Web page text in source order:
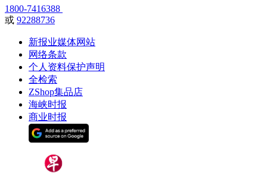
1800-7416388
或 92288736
新报业媒体网站
网络条款
个人资料保护声明
全检索
ZShop集品店
海峡时报
商业时报